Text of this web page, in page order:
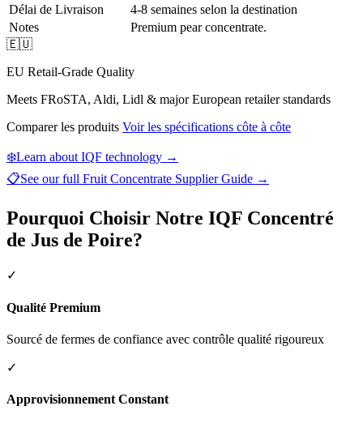
Délai de Livraison
4-8 semaines selon la destination
Notes
Premium pear concentrate.
🇪🇺
EU Retail-Grade Quality
Meets FRoSTA, Aldi, Lidl & major European retailer standards
Comparer les produits Voir les spécifications côte à côte
❄️Learn about IQF technology →
📋See our full Fruit Concentrate Supplier Guide →
Pourquoi Choisir Notre IQF Concentré
de Jus de Poire?
✓
Qualité Premium
Sourcé de fermes de confiance avec contrôle qualité rigoureux
✓
Approvisionnement Constant